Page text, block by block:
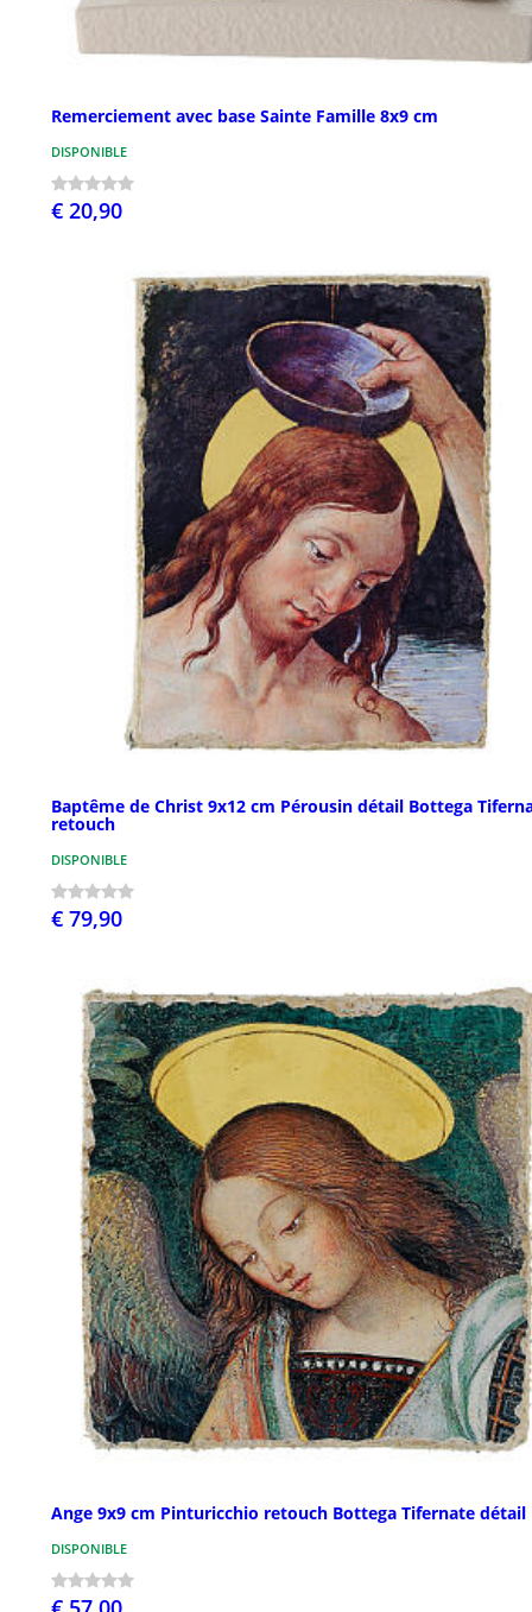
Remerciement avec base Sainte Famille 8x9 cm
DISPONIBLE
€ 20,90
Baptême de Christ 9x12 cm Pérousin détail Bottega
retouch
DISPONIBLE
€ 79,90
Ange 9x9 cm Pinturicchio retouch Bottega Tifernate détail
DISPONIBLE